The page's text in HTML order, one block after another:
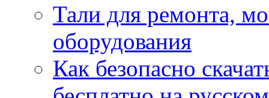
Тали для ремонта,
оборудования
Как безопасно